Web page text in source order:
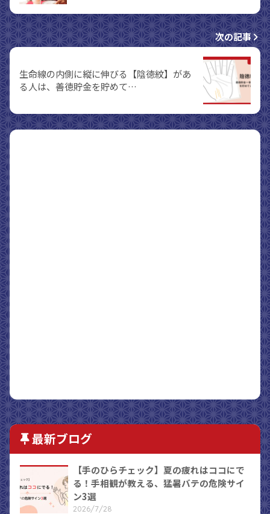
次の記事
生命線の内側に縦に伸びる【陰徳紋】があ
る人は、善徳貯金を貯めて…
最新ブログ
【手のひらチェック】夏の疲れはココにで
る！手相観が教える、猛暑バテの危険サイ
ン3選
2026/7/28